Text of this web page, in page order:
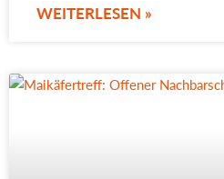
WEITERLESEN »